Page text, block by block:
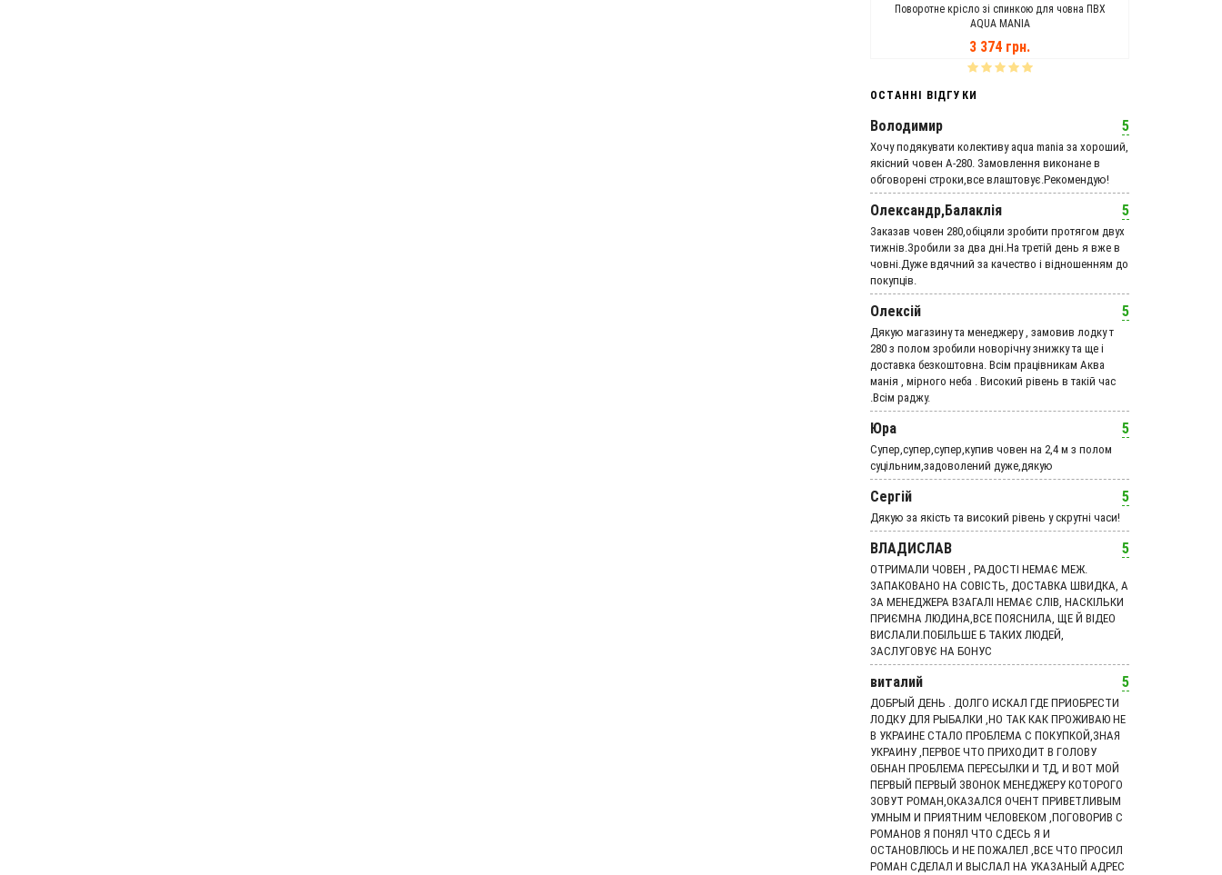
Поворотне крісло зі спинкою для човна ПВХ
AQUA MANIA
3 374 грн.
ОСТАННІ ВІДГУКИ
Володимир 5
Хочу подякувати колективу aqua mania за хороший,
якісний човен А-280. Замовлення виконане в
обговорені строки,все влаштовує.Рекомендую!
Олександр,Балаклія 5
Заказав човен 280,обіцяли зробити протягом двух
тижнів.Зробили за два дні.На третій день я вже в
човні.Дуже вдячний за качество і відношенням до
покупців.
Олексій 5
Дякую магазину та менеджеру , замовив лодку т
280 з полом зробили новорічну знижку та ще і
доставка безкоштовна. Всім працівникам Аква
манія , мірного неба . Високий рівень в такій час
.Всім раджу.
Юра 5
Супер,супер,супер,купив човен на 2,4 м з полом
суцільним,задоволений дуже,дякую
Сергій 5
Дякую за якість та високий рівень у скрутні часи!
ВЛАДИСЛАВ 5
ОТРИМАЛИ ЧОВЕН , РАДОСТІ НЕМАЄ МЕЖ.
ЗАПАКОВАНО НА СОВІСТЬ, ДОСТАВКА ШВИДКА, А
ЗА МЕНЕДЖЕРА ВЗАГАЛІ НЕМАЄ СЛІВ, НАСКІЛЬКИ
ПРИЄМНА ЛЮДИНА,ВСЕ ПОЯСНИЛА, ЩЕ Й ВІДЕО
ВИСЛАЛИ.ПОБІЛЬШЕ Б ТАКИХ ЛЮДЕЙ,
ЗАСЛУГОВУЄ НА БОНУС
виталий 5
ДОБРЫЙ ДЕНЬ . ДОЛГО ИСКАЛ ГДЕ ПРИОБРЕСТИ
ЛОДКУ ДЛЯ РЫБАЛКИ ,НО ТАК КАК ПРОЖИВАЮ НЕ
В УКРАИНЕ СТАЛО ПРОБЛЕМА С ПОКУПКОЙ,ЗНАЯ
УКРАИНУ ,ПЕРВОЕ ЧТО ПРИХОДИТ В ГОЛОВУ
ОБНАН ПРОБЛЕМА ПЕРЕСЫЛКИ И ТД, И ВОТ МОЙ
ПЕРВЫЙ ПЕРВЫЙ ЗВОНОК МЕНЕДЖЕРУ КОТОРОГО
ЗОВУТ РОМАН,ОКАЗАЛСЯ ОЧЕНТ ПРИВЕТЛИВЫМ
УМНЫМ И ПРИЯТНИМ ЧЕЛОВЕКОМ ,ПОГОВОРИВ С
РОМАНОВ Я ПОНЯЛ ЧТО СДЕСЬ Я И
ОСТАНОВЛЮСЬ И НЕ ПОЖАЛЕЛ ,ВСЕ ЧТО ПРОСИЛ
РОМАН СДЕЛАЛ И ВЫСЛАЛ НА УКАЗАНЫЙ АДРЕС